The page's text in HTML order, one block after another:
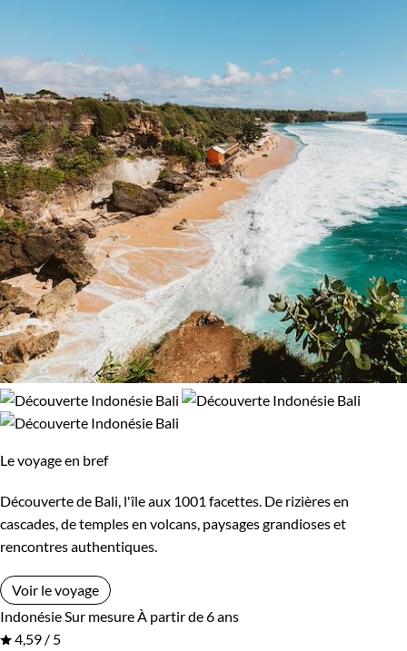
Le voyage en bref
Découverte de Bali, l'île aux 1001 facettes. De rizières en
cascades, de temples en volcans, paysages grandioses et
rencontres authentiques.
Voir le voyage
IndonésieSur mesureÀ partir de 6 ans
4,59 / 5